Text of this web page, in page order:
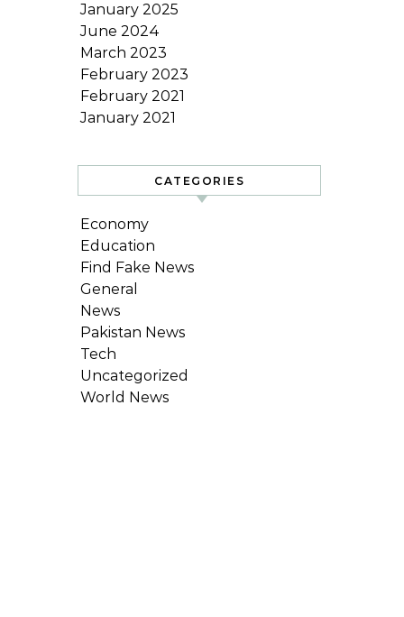
January 2025
June 2024
March 2023
February 2023
February 2021
January 2021
CATEGORIES
Economy
Education
Find Fake News
General
News
Pakistan News
Tech
Uncategorized
World News